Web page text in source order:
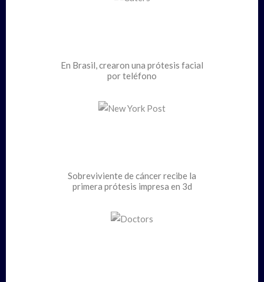
En Brasil, crearon una prótesis facial
por teléfono
Sobreviviente de cáncer recibe la
primera prótesis impresa en 3d